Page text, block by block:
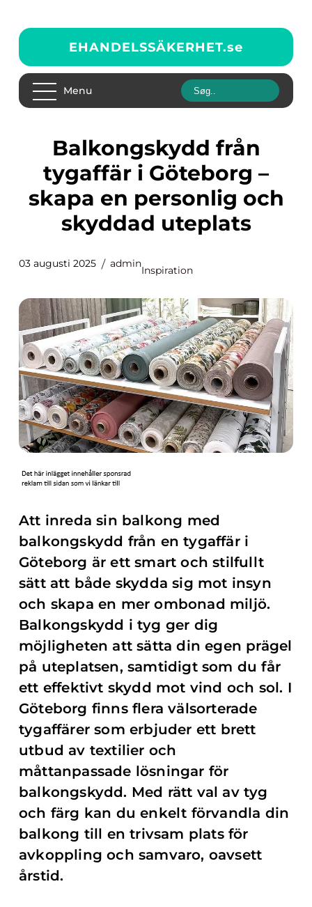
EHANDELSSÄKERHET.se
Menu
Balkongskydd från
tygaffär i Göteborg –
skapa en personlig och
skyddad uteplats
03 augusti 2025 admin
Inspiration
Att inreda sin balkong med
balkongskydd från en tygaffär i
Göteborg är ett smart och stilfullt
sätt att både skydda sig mot insyn
och skapa en mer ombonad miljö.
Balkongskydd i tyg ger dig
möjligheten att sätta din egen prägel
på uteplatsen, samtidigt som du får
ett effektivt skydd mot vind och sol. I
Göteborg finns flera välsorterade
tygaffärer som erbjuder ett brett
utbud av textilier och
måttanpassade lösningar för
balkongskydd. Med rätt val av tyg
och färg kan du enkelt förvandla din
balkong till en trivsam plats för
avkoppling och samvaro, oavsett
årstid.